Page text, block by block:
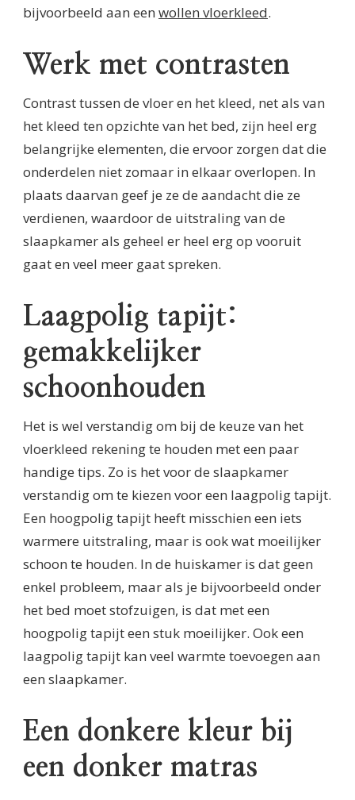
bijvoorbeeld aan een wollen vloerkleed.
Werk met contrasten
Contrast tussen de vloer en het kleed, net als van
het kleed ten opzichte van het bed, zijn heel erg
belangrijke elementen, die ervoor zorgen dat die
onderdelen niet zomaar in elkaar overlopen. In
plaats daarvan geef je ze de aandacht die ze
verdienen, waardoor de uitstraling van de
slaapkamer als geheel er heel erg op vooruit
gaat en veel meer gaat spreken.
Laagpolig tapijt:
gemakkelijker
schoonhouden
Het is wel verstandig om bij de keuze van het
vloerkleed rekening te houden met een paar
handige tips. Zo is het voor de slaapkamer
verstandig om te kiezen voor een laagpolig tapijt.
Een hoogpolig tapijt heeft misschien een iets
warmere uitstraling, maar is ook wat moeilijker
schoon te houden. In de huiskamer is dat geen
enkel probleem, maar als je bijvoorbeeld onder
het bed moet stofzuigen, is dat met een
hoogpolig tapijt een stuk moeilijker. Ook een
laagpolig tapijt kan veel warmte toevoegen aan
een slaapkamer.
Een donkere kleur bij
een donker matras